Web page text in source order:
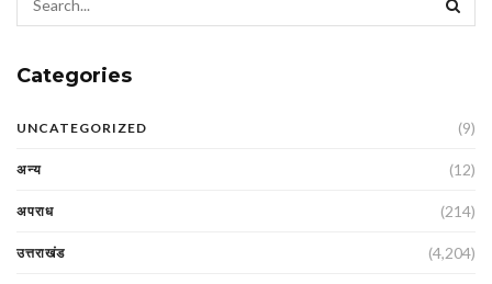
Categories
UNCATEGORIZED (9)
अन्य (12)
अपराध (214)
उत्तराखंड (4,204)